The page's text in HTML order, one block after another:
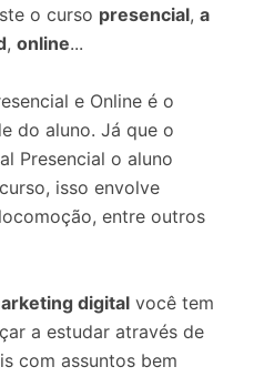
o curso presencial, a
, online...
e Online é o
do aluno. Já que o
Presencial o aluno
isso envolve
entre outros
digital você tem
a estudar através de
com assuntos bem